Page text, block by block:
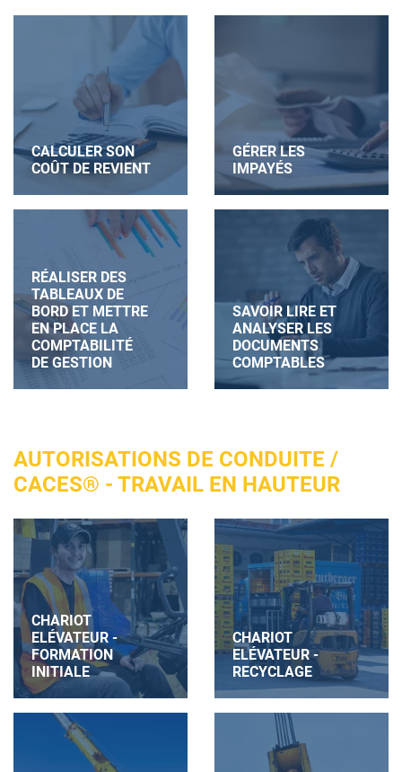
CALCULER SON
COÛT DE REVIENT
GÉRER LES
IMPAYÉS
RÉALISER DES
TABLEAUX DE
BORD ET METTRE
EN PLACE LA
COMPTABILITÉ
DE GESTION
SAVOIR LIRE ET
ANALYSER LES
DOCUMENTS
COMPTABLES
AUTORISATIONS DE CONDUITE /
CACES® - TRAVAIL EN HAUTEUR
CHARIOT
ELÉVATEUR -
FORMATION
INITIALE
CHARIOT
ELÉVATEUR -
RECYCLAGE